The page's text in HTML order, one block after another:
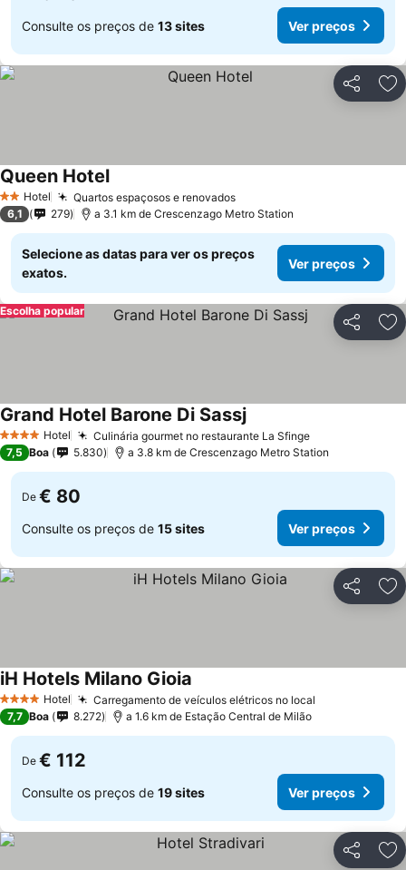
Consulte os preços de 13 sites Ver preços
Partilhar
2 Estrelas
Hotel Quartos espaçosos e renovados
Queen Hotel
6,1 279 a 3.1 km de Crescenzago Metro Station
Selecione as datas para ver os preços
exatos.
Ver preços
Partilhar
Escolha popular
4 EstrelasHotel Culinária gourmet no restaurante La Sfinge
Grand Hotel Barone Di Sassj
7,5 Boa 5.830 a 3.8 km de Crescenzago Metro Station
De € 80
Consulte os preços de 15 sites Ver preços
Partilhar
4 EstrelasHotel Carregamento de veículos elétricos no local
iH Hotels Milano Gioia
7,7 Boa 8.272 a 1.6 km de Estação Central de Milão
De € 112
Consulte os preços de 19 sites Ver preços
Partilhar